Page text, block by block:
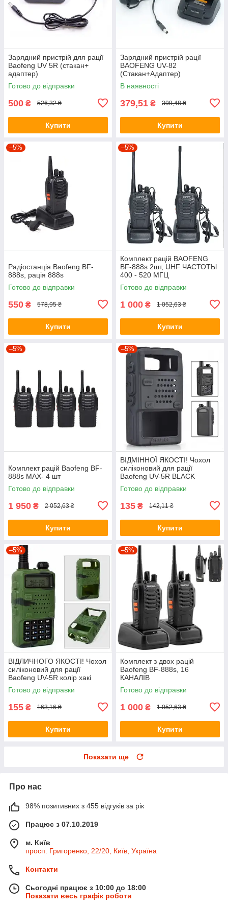
Зарядний пристрій для рації
Baofeng UV 5R (стакан+
адаптер)
Готово до відправки
500 ₴ 526,32 ₴
Купити
Зарядний пристрій рації
BAOFENG UV-82
(Стакан+Адаптер)
В наявності
379,51 ₴ 399,48 ₴
Купити
–5%
Радіостанція Baofeng BF-
888s, рація 888s
Готово до відправки
550 ₴ 578,95 ₴
Купити
–5%
Комплект рацій BAOFENG
BF-888s 2шт, UHF ЧАСТОТЫ
400 - 520 МГЦ
Готово до відправки
1 000 ₴ 1 052,63 ₴
Купити
–5%
Комплект рацій Baofeng BF-
888s MAX- 4 шт
Готово до відправки
1 950 ₴ 2 052,63 ₴
Купити
–5%
ВІДМІННОЇ ЯКОСТІ! Чохол
силіконовий для рації
Baofeng UV-5R BLACK
Готово до відправки
135 ₴ 142,11 ₴
Купити
–5%
ВІДЛИЧНОГО ЯКОСТІ! Чохол
силіконовий для рації
Baofeng UV-5R колір хакі
Готово до відправки
155 ₴ 163,16 ₴
Купити
–5%
Комплект з двох рацій
Baofeng BF-888s, 16
КАНАЛІВ
Готово до відправки
1 000 ₴ 1 052,63 ₴
Купити
Показати ще
Про нас
98% позитивних з 455 відгуків за рік
Працює з 07.10.2019
м. Київ
просп. Григоренко, 22/20, Київ, Україна
Контакти
Сьогодні працює з 10:00 до 18:00
Показати весь графік роботи